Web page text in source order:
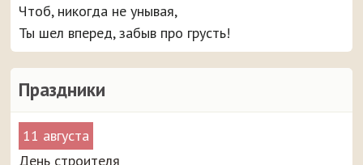
Праздники
11 августа
День строителя
Чтоб, никогда не унывая,
Ты шел вперед, забыв про грусть!